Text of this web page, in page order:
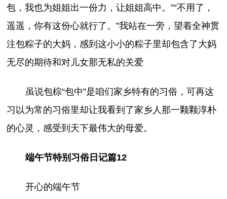
包，我也为姐姐出一份力，让姐姐高中。”“不用了，
遥遥，你有这份心就行了。”我站在一旁，望着全神贯
注包粽子的大妈，感到这小小的粽子里却包含了大妈
无尽的期待和对儿女那无私的关爱
虽说包棕“包中”是咱们家乡特有的习俗，可再这
习以为常的习俗里却让我看到了家乡人那一颗颗淳朴
的心灵，感受到天下最伟大的母爱。
端午节特别习俗日记篇12
开心的端午节